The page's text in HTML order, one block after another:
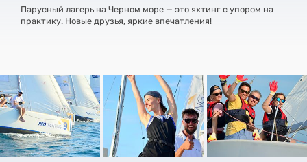
Парусный лагерь на Черном море — это яхтинг с упором на
практику. Новые друзья, яркие впечатления!